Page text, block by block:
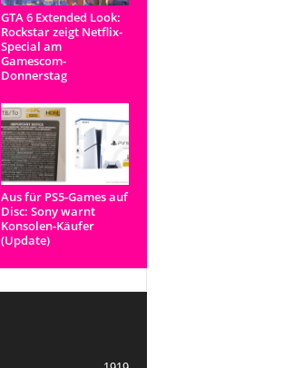
GTA 6 Extended Look:
Rockstar zeigt Netflix-
Special am
Gamescom-
Donnerstag
Aus für PS5-Games auf
Disc: Sony warnt
Konsolen-Käufer
(Update)